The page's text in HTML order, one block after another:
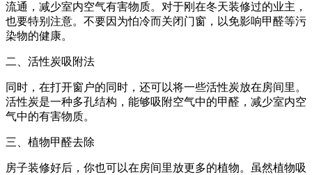
流通，减少室内空气有害物质。对于刚在冬天装修过的业主，
也要特别注意。不要因为怕冷而关闭门窗，以免影响甲醛等污
染物的健康。
二、活性炭吸附法
同时，在打开窗户的同时，还可以将一些活性炭放在房间里。
活性炭是一种多孔结构，能够吸附空气中的甲醛，减少室内空
气中的有害物质。
三、植物甲醛去除
房子装修好后，你也可以在房间里放更多的植物。虽然植物吸